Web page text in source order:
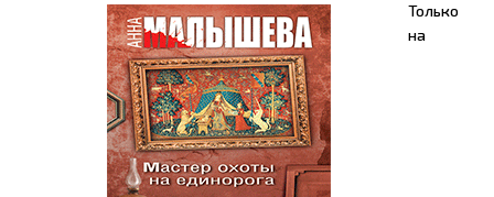
Только
на